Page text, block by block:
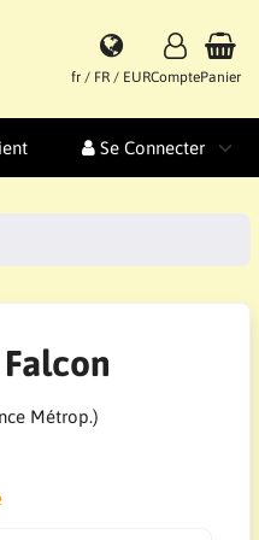
fr / FR / EURComptePanier
Se Connecter
Métrop.)